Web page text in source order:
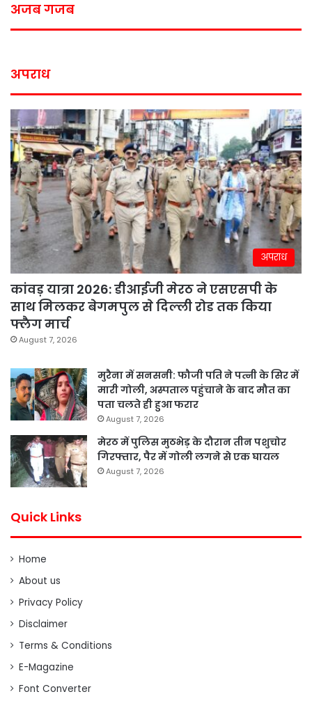
अजब गजब
अपराध
अपराध
कांवड़ यात्रा 2026: डीआईजी मेरठ ने एसएसपी के
साथ मिलकर बेगमपुल से दिल्ली रोड तक किया
फ्लैग मार्च
August 7, 2026
मुरैना में सनसनी: फौजी पति ने पत्नी के सिर में
मारी गोली, अस्पताल पहुंचाने के बाद मौत का
पता चलते ही हुआ फरार
August 7, 2026
मेरठ में पुलिस मुठभेड़ के दौरान तीन पशुचोर
गिरफ्तार, पैर में गोली लगने से एक घायल
August 7, 2026
Quick Links
Home
About us
Privacy Policy
Disclaimer
Terms & Conditions
E-Magazine
Font Converter